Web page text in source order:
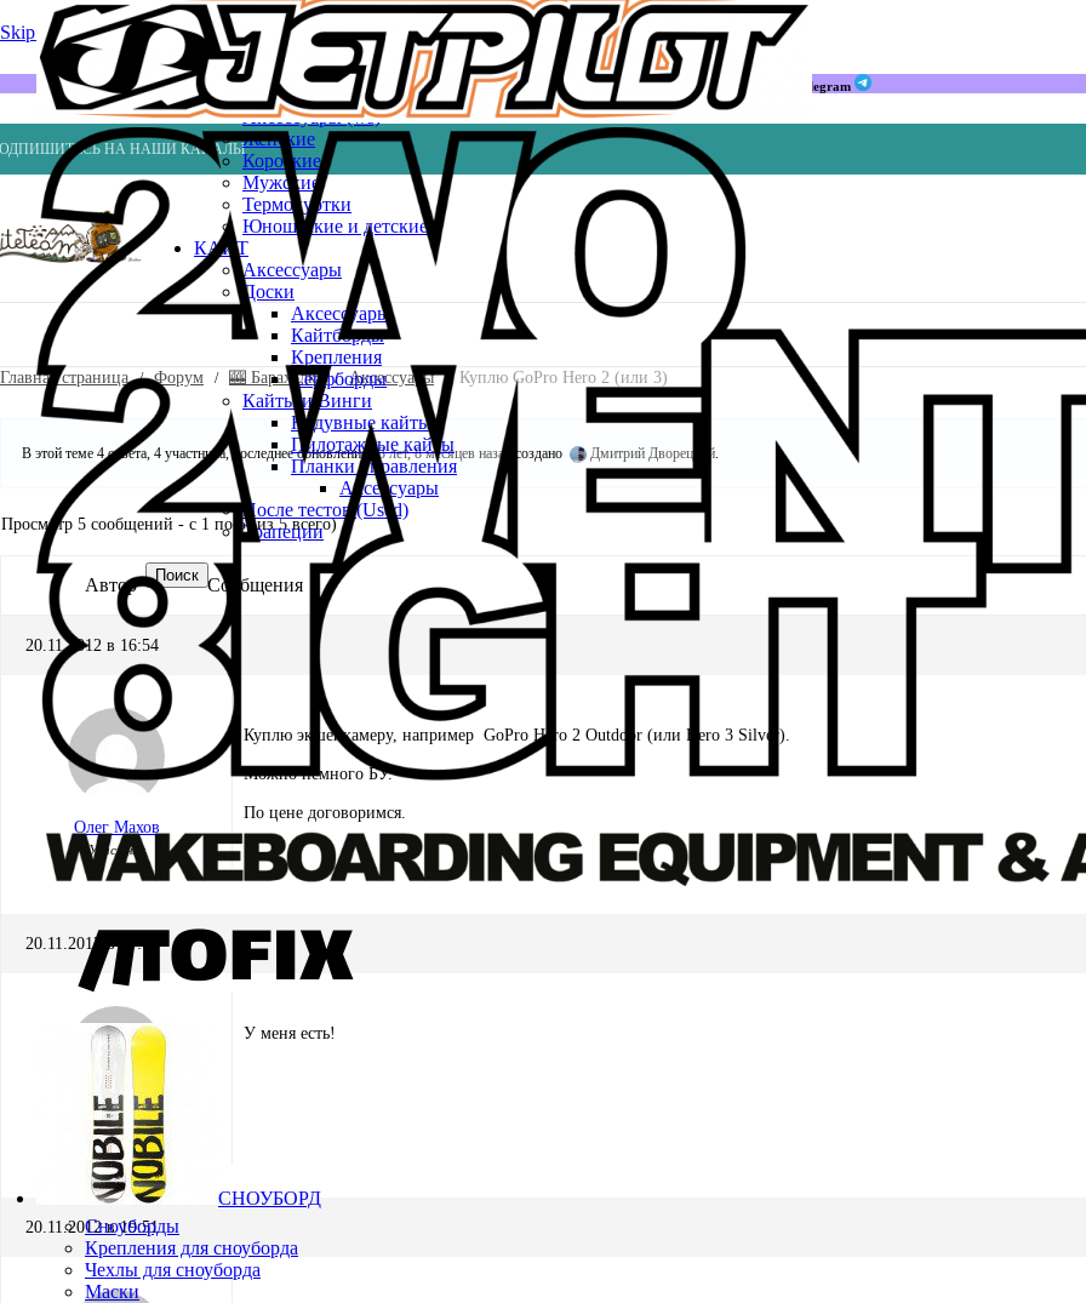
Skip to navigation Skip to main content
Мы в Telegram
НА НАШИ КАНАЛЫ
Весла
Насосы
ВЕЙК
Шлемы
ГИДРОКОСТЮМЫ
Аксессуары (ws)
Женские
Короткие
Мужские
Термокуртки
Юношеские и детские
КАЙТ
Аксессуары
Доски
Аксессуары
Кайтборды
Крепления
Серфборды
Кайты и Винги
Надувные кайты
Пилотажные кайты
Планки управления
Аксессуары
После тестов (Used)
Трапеции
Поиск
СНОУБОРД
Сноуборды
Крепления для сноуборда
Чехлы для сноуборда
Маски
Главная страница Форум 🎰 Барахолка Аксессуары Куплю GoPro Hero 2 (или 3)
В этой теме 4 ответа, 4 участника, последнее обновление 13 лет, 8 месяцев назад создано Дмитрий Дворецкий.
Просмотр 5 сообщений - с 1 по 5 (из 5 всего)
Автор Сообщения
20.11.2012 в 16:54
Олег Махов
Участник
Куплю экшенкамеру, например GoPro Hero 2 Outdoor (или Hero 3 Silver).
Можно немного БУ.
По цене договоримся.
20.11.2012 в 17:03
Виталий Поздеев
Участник
У меня есть!
20.11.2012 в 19:51